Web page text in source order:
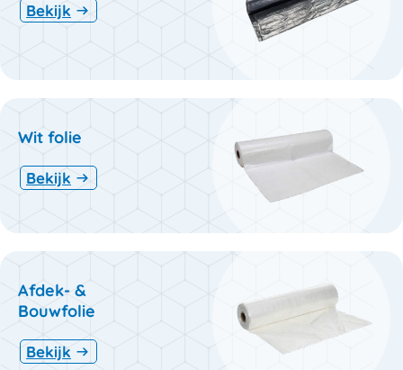
Bekijk
Wit folie
Bekijk
Afdek- &
Bouwfolie
Bekijk